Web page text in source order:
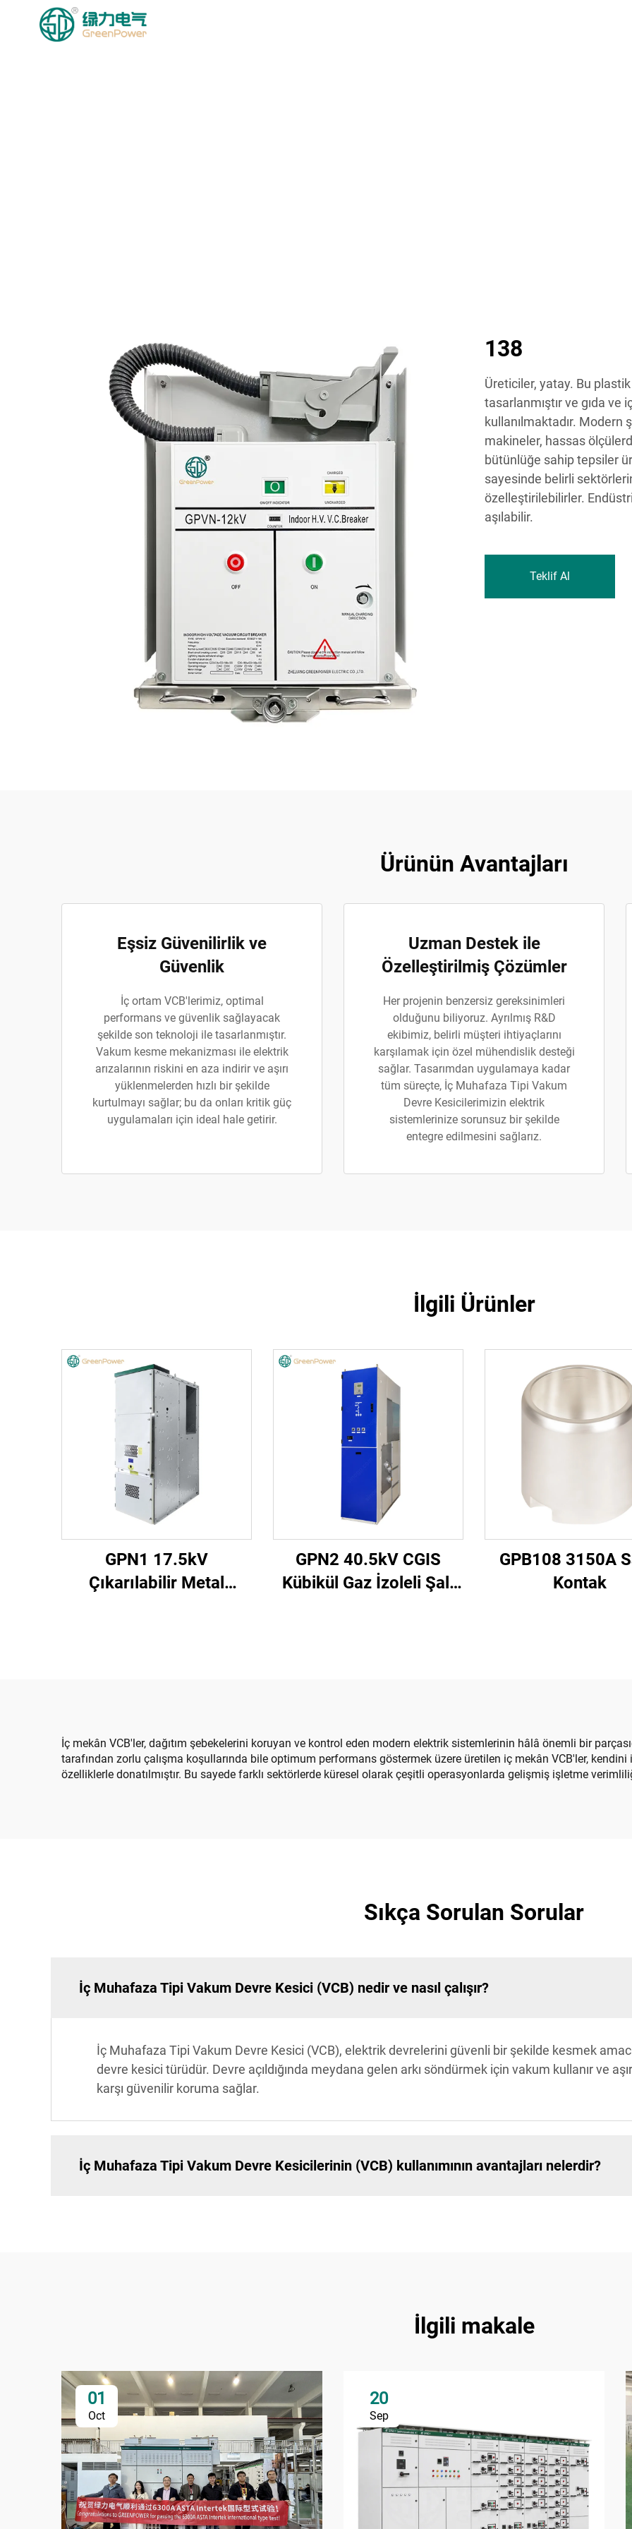
138
Üreticiler, yatay. Bu
tasarlanmıştır ve gıda
kullanılmaktadır. Modern
makineler, hassas
bütünlüğe sahip tepsiler
sayesinde belirli
özelleştirilebilirler.
aşılabilir.
Teklif Al
Ürünün Avantajları
Eşsiz Güvenilirlik ve
Güvenlik
İç ortam VCB'lerimiz, optimal
performans ve güvenlik sağlayacak
şekilde son teknoloji ile tasarlanmıştır.
Vakum kesme mekanizması ile elektrik
arızalarının riskini en aza indirir ve aşırı
yüklenmelerden hızlı bir şekilde
kurtulmayı sağlar; bu da onları kritik güç
uygulamaları için ideal hale getirir.
Uzman Destek ile
Özelleştirilmiş Çözümler
Her projenin benzersiz gereksinimleri
olduğunu biliyoruz. Ayrılmış R&D
ekibimiz, belirli müşteri ihtiyaçlarını
karşılamak için özel mühendislik desteği
sağlar. Tasarımdan uygulamaya kadar
tüm süreçte, İç Muhafaza Tipi Vakum
Devre Kesicilerimizin elektrik
sistemlerinize sorunsuz bir şekilde
entegre edilmesini sağlarız.
İlgili Ürünler
GPN1 17.5kV
Çıkarılabilir Metal
GPN2 40.5kV CGIS
Kübikül Gaz İzoleli Şalt
GPB108 3150A
Kontak
İç mekân VCB'ler, dağıtım şebekelerini koruyan ve kontrol eden modern elektrik sistemlerinin hâlâ önemli bir
tarafından zorlu çalışma koşullarında bile optimum performans göstermek üzere üretilen iç mekân VCB'ler,
özelliklerle donatılmıştır. Bu sayede farklı sektörlerde küresel olarak çeşitli operasyonlarda gelişmiş işletme
Sıkça Sorulan Sorular
İç Muhafaza Tipi Vakum Devre Kesici (VCB) nedir ve nasıl çalışır?
İç Muhafaza Tipi Vakum Devre Kesici (VCB), elektrik devrelerini güvenli bir şekilde kesmek
devre kesici türüdür. Devre açıldığında meydana gelen arkı söndürmek için vakum kullanır ve
karşı güvenilir koruma sağlar.
İç Muhafaza Tipi Vakum Devre Kesicilerinin (VCB) kullanımının avantajları nelerdir?
İlgili makale
01
Oct
20
Sep